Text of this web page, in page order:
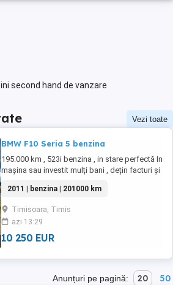
second hand de vanzare
Vezi toate
BMW F10 Seria 5 benzina
195.000 km , 523i benzina , in stare perfectă In
mașina sau investit mulți bani , dețin facturi și
Bi xenon adaptiv cu cornering etc Soft close
Keyless Navi mare Night vision 5 butoane
Moduri de condus Perdeluța luneta Clima pe 4
zone Încălzire ...
2011 | benzina | 201000 km
Timisoara, Timis
azi 13:29
10 250 EUR
Anunțuri pe pagină: 20 50